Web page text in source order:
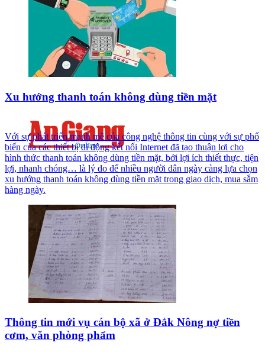
Xu hướng thanh toán không dùng tiền mặt
Với sự phát triển mạnh mẽ của công nghệ thông tin cùng với sự phổ
biến của các thiết bị di động kết nối Internet đã tạo thuận lợi cho
hình thức thanh toán không dùng tiền mặt, bởi lợi ích thiết thực, tiện
lợi, nhanh chóng… là lý do để nhiều người dân ngày càng lựa chọn
xu hướng thanh toán không dùng tiền mặt trong giao dịch, mua sắm
hàng ngày.
Thông tin mới vụ cán bộ xã ở Đắk Nông nợ tiền
cơm, văn phòng phẩm